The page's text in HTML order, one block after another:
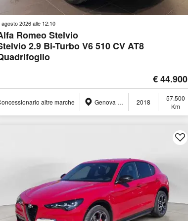
agosto 2026 alle 12:10
Romeo Stelvio
2.9 Bi-Turbo V6 510 CV AT8
€ 44.900
altre marche Genova (GE) 2018
57.500
Km